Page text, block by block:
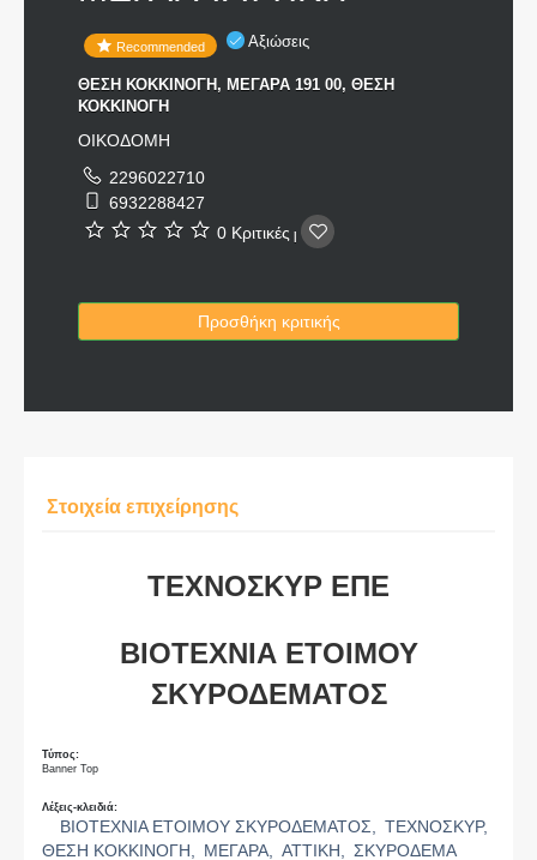
Recommended Αξιώσεις
ΘΕΣΗ ΚΟΚΚΙΝΟΓΗ, ΜΕΓΑΡΑ 191 00, ΘΕΣΗ
ΚΟΚΚΙΝΟΓΗ
ΟΙΚΟΔΟΜΗ
2296022710
6932288427
0 Κριτικές |
Προσθήκη κριτικής
Στοιχεία επιχείρησης
ΤΕΧΝΟΣΚΥΡ ΕΠΕ
ΒΙΟΤΕΧΝΙΑ ΕΤΟΙΜΟΥ
ΣΚΥΡΟΔΕΜΑΤΟΣ
Τύπος:
Banner Top
Λέξεις-κλειδιά:
ΒΙΟΤΕΧΝΙΑ ΕΤΟΙΜΟΥ ΣΚΥΡΟΔΕΜΑΤΟΣ, ΤΕΧΝΟΣΚΥΡ,
ΘΕΣΗ ΚΟΚΚΙΝΟΓΗ, ΜΕΓΑΡΑ, ΑΤΤΙΚΗ, ΣΚΥΡΟΔΕΜΑ